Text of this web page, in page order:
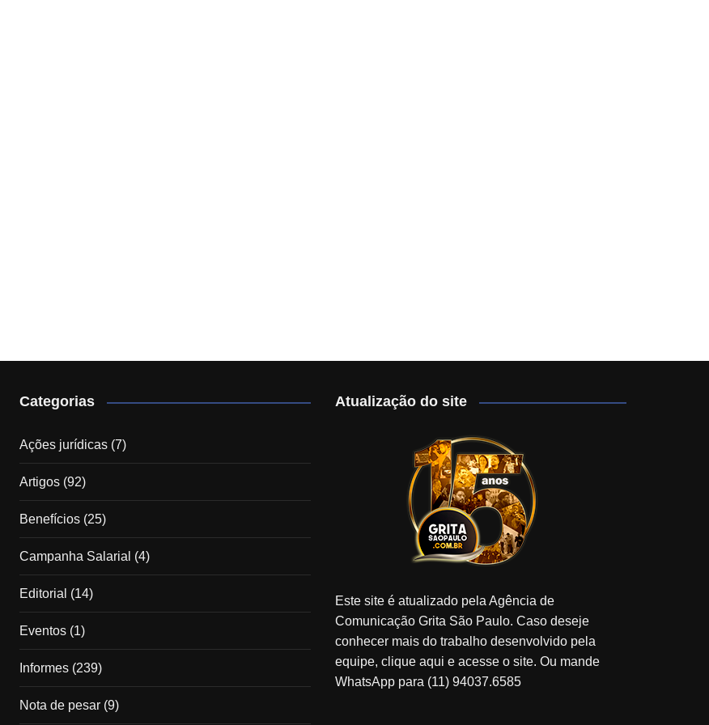
Categorias
Ações jurídicas (7)
Artigos (92)
Benefícios (25)
Campanha Salarial (4)
Editorial (14)
Eventos (1)
Informes (239)
Nota de pesar (9)
Atualização do site
Este site é atualizado pela Agência de
Comunicação Grita São Paulo. Caso deseje
conhecer mais do trabalho desenvolvido pela
equipe, clique aqui e acesse o site. Ou mande
WhatsApp para (11) 94037.6585